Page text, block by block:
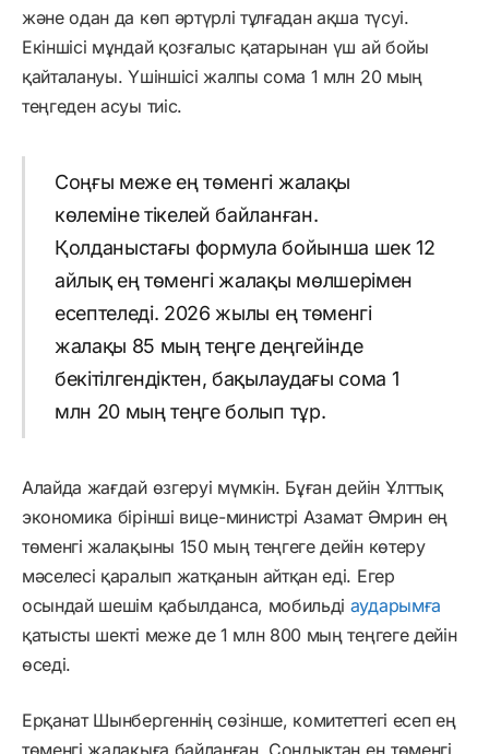
және одан да көп әртүрлі тұлғадан ақша түсуі.
Екіншісі мұндай қозғалыс қатарынан үш ай бойы
қайталануы. Үшіншісі жалпы сома 1 млн 20 мың
теңгеден асуы тиіс.
Соңғы меже ең төменгі жалақы
көлеміне тікелей байланған.
Қолданыстағы формула бойынша шек 12
айлық ең төменгі жалақы мөлшерімен
есептеледі. 2026 жылы ең төменгі
жалақы 85 мың теңге деңгейінде
бекітілгендіктен, бақылаудағы сома 1
млн 20 мың теңге болып тұр.
Алайда жағдай өзгеруі мүмкін. Бұған дейін Ұлттық
экономика бірінші вице-министрі Азамат Әмрин ең
төменгі жалақыны 150 мың теңгеге дейін көтеру
мәселесі қаралып жатқанын айтқан еді. Егер
осындай шешім қабылданса, мобильді аударымға
қатысты шекті меже де 1 млн 800 мың теңгеге дейін
өседі.
Ерқанат Шынбергеннің сөзінше, комитеттегі есеп ең
төменгі жалақыға байланған. Сондықтан ең төменгі